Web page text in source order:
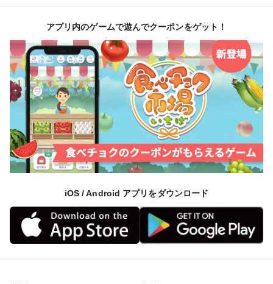
アプリ内のゲームで遊んでクーポンをゲット！
iOS / Android アプリをダウンロード